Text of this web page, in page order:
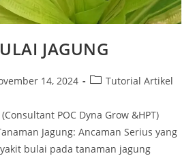
JAGUNG
14, 2024 Tutorial Artikel
POC Dyna Grow &HPT)
Jagung: Ancaman Serius yang
bulai pada tanaman jagung